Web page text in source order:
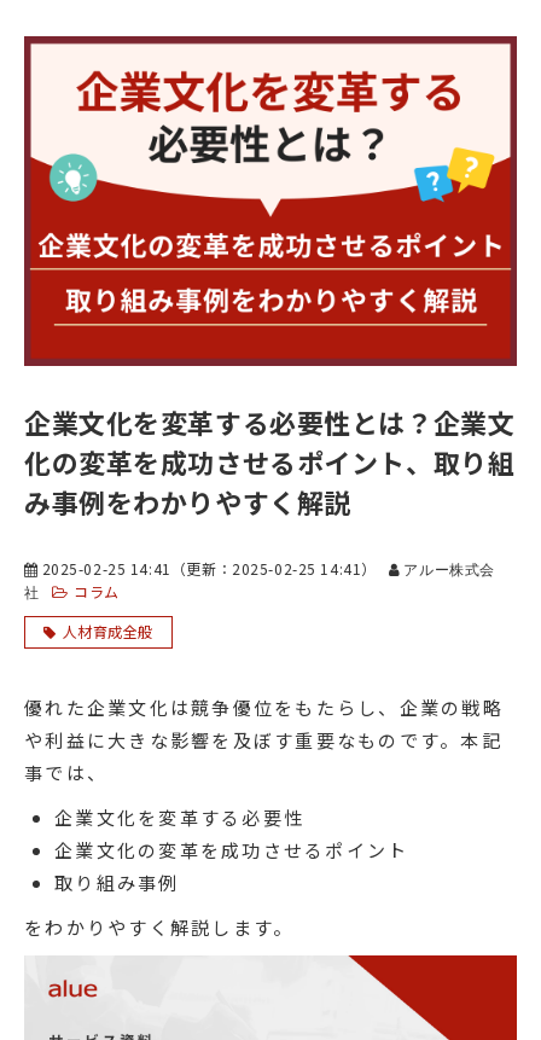
企業文化を変革する必要性とは？企業文
化の変革を成功させるポイント、取り組
み事例をわかりやすく解説
2025-02-25 14:41 （更新： 2025-02-25 14:41 ）
アルー株式会
社
コラム
人材育成全般
優れた企業文化は競争優位をもたらし、企業の戦略
や利益に大きな影響を及ぼす重要なものです。本記
事では、
企業文化を変革する必要性
企業文化の変革を成功させるポイント
取り組み事例
をわかりやすく解説します。